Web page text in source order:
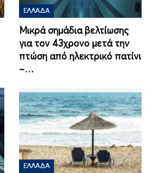
ΕΛΛΆΔΑ
Μικρά σημάδια βελτίωσης
για τον 43χρονο μετά την
πτώση από ηλεκτρικό πατίνι
–…
ΕΛΛΆΔΑ